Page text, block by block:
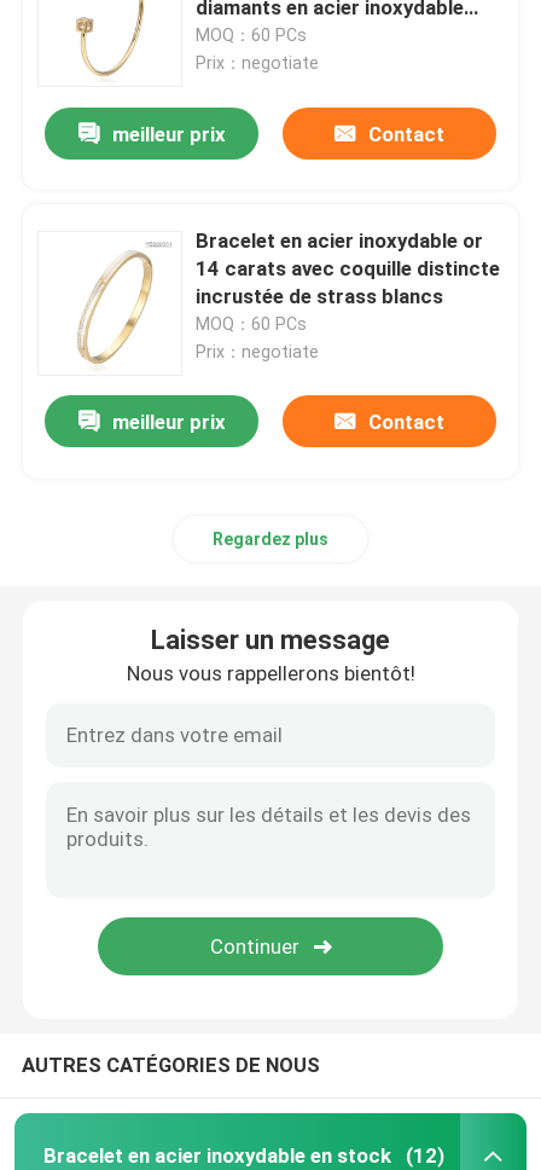
Collier pendant de coeur
Collier de chaîne de papillon
Bijoux d'or de la CZ
diamants en acier inoxydable
58X44mm
MOQ：60 PCs
Prix：negotiate
meilleur prix Contact
Bracelet en acier inoxydable or
14 carats avec coquille distincte
incrustée de strass blancs
MOQ：60 PCs
Prix：negotiate
meilleur prix Contact
Regardez plus
Laisser un message
Nous vous rappellerons bientôt!
AUTRES CATÉGORIES DE NOUS
Bracelet en acier inoxydable en stock (12)